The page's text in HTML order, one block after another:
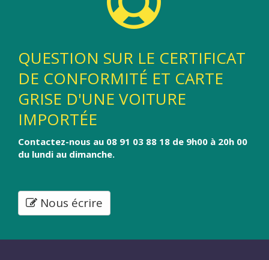
QUESTION SUR LE CERTIFICAT
DE CONFORMITÉ ET CARTE
GRISE D'UNE VOITURE
IMPORTÉE
Contactez-nous au 08 91 03 88 18 de 9h00 à 20h 00
du lundi au dimanche.
Nous écrire